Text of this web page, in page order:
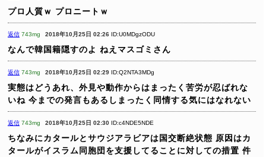
プロ人質ｗ プロニートｗ
返信 743mg 2018年10月25日 02:26 ID:U0MDgzODU
なんで韓国籍隠すのよ ねえマスゴミさん
返信 743mg 2018年10月25日 02:29 ID:Q2NTA3MDg
実態はどうあれ、外見や動作からはまったく苦労が忍ばれな
いね 今までの発言もあるしまったく同情する気にはなれない
返信 743mg 2018年10月25日 02:30 ID:c4NDE5NDE
ちなみにカタールとサウジアラビアは国交断絶状態 原因はカ
タールがイスラム同胞団を支援してることに対しての措置 件